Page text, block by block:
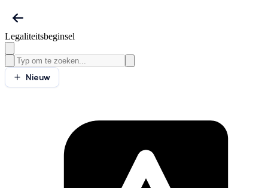
Legaliteitsbeginsel
Nieuw